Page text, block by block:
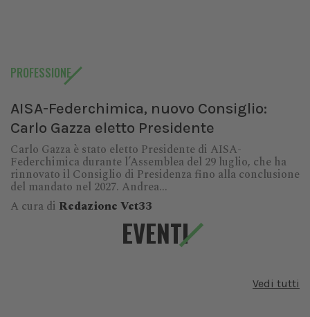
PROFESSIONE
AISA-Federchimica, nuovo Consiglio:
Carlo Gazza eletto Presidente
Carlo Gazza è stato eletto Presidente di AISA-
Federchimica durante l’Assemblea del 29 luglio, che ha
rinnovato il Consiglio di Presidenza fino alla conclusione
del mandato nel 2027. Andrea...
A cura di Redazione Vet33
EVENTI
Vedi tutti